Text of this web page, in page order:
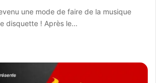
une mode de faire de la musique
disquette ! Après le…